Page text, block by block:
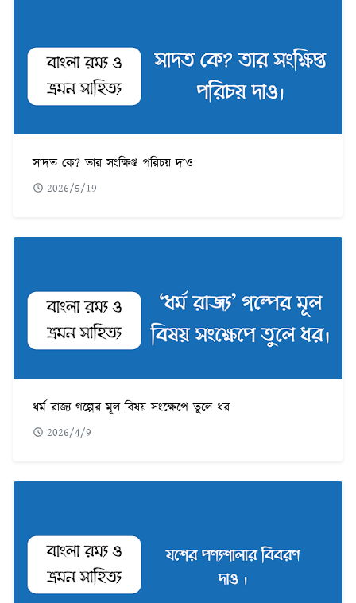
সাদত কে? তার সংক্ষিপ্ত পরিচয় দাও
2026/5/19
ধর্ম রাজ্য গল্পের মূল বিষয় সংক্ষেপে তুলে ধর
2026/4/9